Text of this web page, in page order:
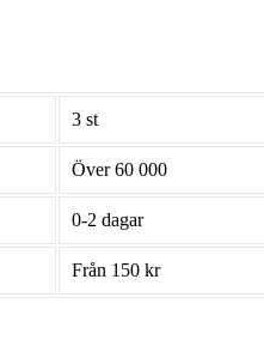
3 st
Över 60 000
0-2 dagar
Från 150 kr